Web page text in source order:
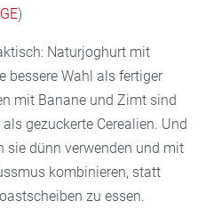
)
Naturjoghurt mit
bessere Wahl als fertiger
mit Banane und Zimt sind
gezuckerte Cerealien. Und
sie dünn verwenden und mit
kombinieren, statt
zu essen.